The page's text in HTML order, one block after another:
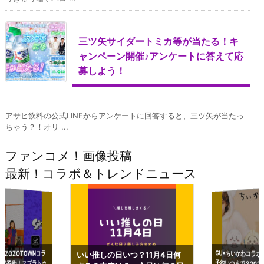
三ツ矢サイダートミカ等が当たる！キ
ャンペーン開催♪アンケートに答えて応
募しよう！
アサヒ飲料の公式LINEからアンケートに回答すると、三ツ矢が当たっ
ちゃう？！オリ ...
ファンコメ！画像投稿
最新！コラボ＆トレンドニュース
コラ
いい推しの日いつ？11月4日何
GU×ちいかわコラ
予約いつまで？
ーチやショルダー